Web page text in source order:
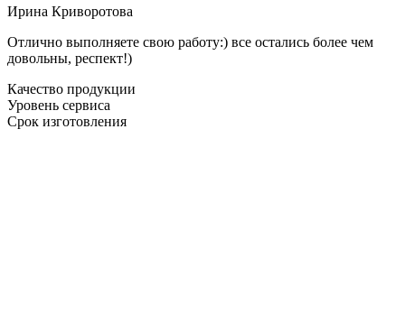
Ирина Криворотова
Отлично выполняете свою работу:) все остались более чем
довольны, респект!)
Качество продукции
Уровень сервиса
Срок изготовления